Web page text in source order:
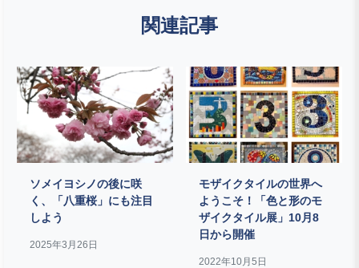
関連記事
ソメイヨシノの後に咲
く、「八重桜」にも注目
しよう
2025年3月26日
モザイクタイルの世界へ
ようこそ！「色と形のモ
ザイクタイル展」10月8
日から開催
2022年10月5日